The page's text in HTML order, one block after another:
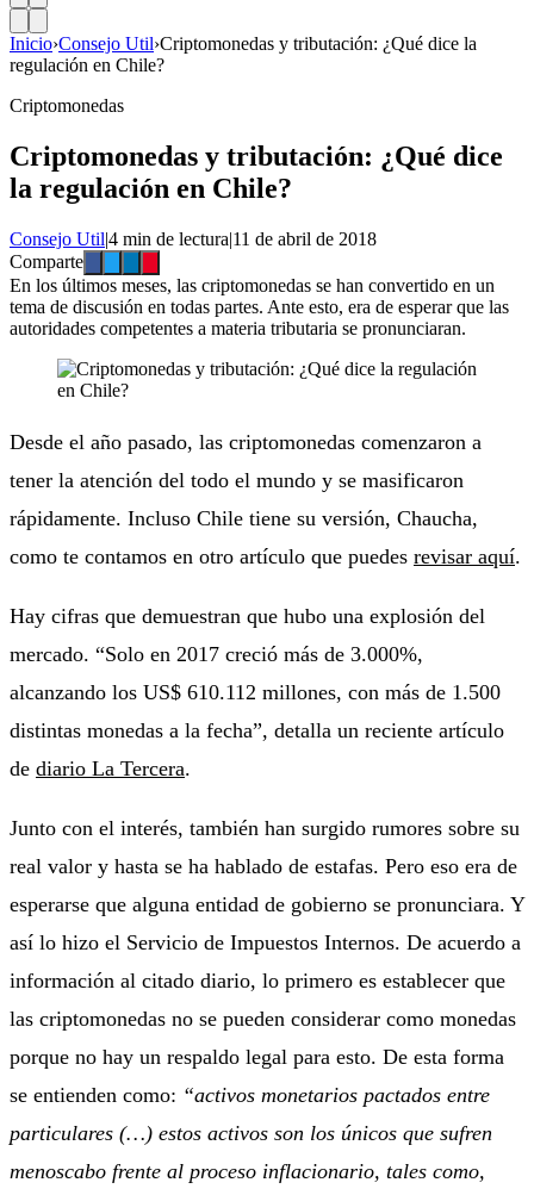
Inicio›Consejo Util›Criptomonedas y tributación: ¿Qué dice la
regulación en Chile?
Criptomonedas
Criptomonedas y tributación: ¿Qué dice
la regulación en Chile?
Consejo Util|4 min de lectura|11 de abril de 2018
Comparte
En los últimos meses, las criptomonedas se han convertido en un
tema de discusión en todas partes. Ante esto, era de esperar que las
autoridades competentes a materia tributaria se pronunciaran.
Desde el año pasado, las criptomonedas comenzaron a
tener la atención del todo el mundo y se masificaron
rápidamente. Incluso Chile tiene su versión, Chaucha,
como te contamos en otro artículo que puedes revisar aquí.
Hay cifras que demuestran que hubo una explosión del
mercado. “Solo en 2017 creció más de 3.000%,
alcanzando los US$ 610.112 millones, con más de 1.500
distintas monedas a la fecha”, detalla un reciente artículo
de diario La Tercera.
Junto con el interés, también han surgido rumores sobre su
real valor y hasta se ha hablado de estafas. Pero eso era de
esperarse que alguna entidad de gobierno se pronunciara. Y
así lo hizo el Servicio de Impuestos Internos. De acuerdo a
información al citado diario, lo primero es establecer que
las criptomonedas no se pueden considerar como monedas
porque no hay un respaldo legal para esto. De esta forma
se entienden como: “activos monetarios pactados entre
particulares (…) estos activos son los únicos que sufren
menoscabo frente al proceso inflacionario, tales como,